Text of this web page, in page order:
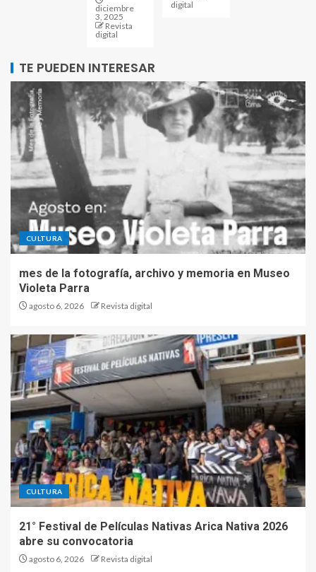
diciembre
3, 2025
Revista
digital
digital
TE PUEDEN INTERESAR
CULTURA
mes de la fotografía, archivo y memoria en Museo
Violeta Parra
agosto 6, 2026 Revista digital
CULTURA
21° Festival de Películas Nativas Arica Nativa 2026
abre su convocatoria
agosto 6, 2026 Revista digital